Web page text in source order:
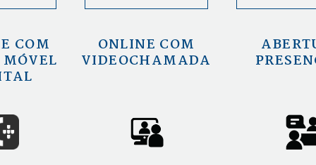
COM ONLINE COM
VIDEOCHAMADA